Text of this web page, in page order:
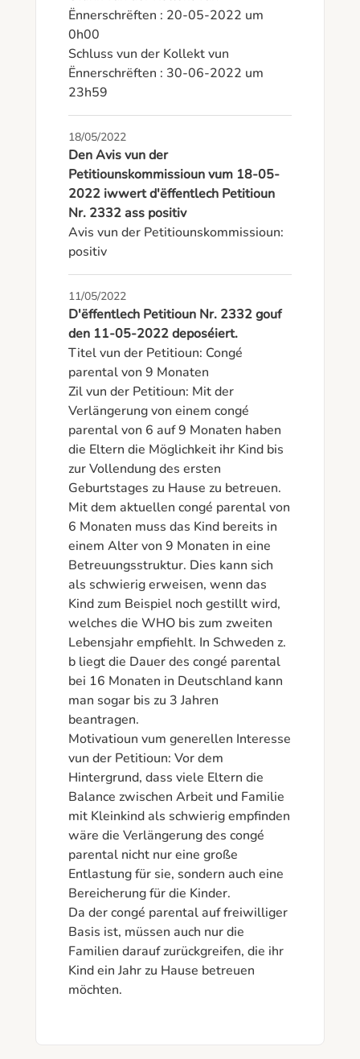
Ënnerschrëften : 20-05-2022 um
0h00
Schluss vun der Kollekt vun
Ënnerschrëften : 30-06-2022 um
23h59
18/05/2022
Den Avis vun der
Petitiounskommissioun vum 18-05-
2022 iwwert d'ëffentlech Petitioun
Nr. 2332 ass positiv
Avis vun der Petitiounskommissioun:
positiv
11/05/2022
D'ëffentlech Petitioun Nr. 2332 gouf
den 11-05-2022 deposéiert.
Titel vun der Petitioun: Congé
parental von 9 Monaten
Zil vun der Petitioun: Mit der
Verlängerung von einem congé
parental von 6 auf 9 Monaten haben
die Eltern die Möglichkeit ihr Kind bis
zur Vollendung des ersten
Geburtstages zu Hause zu betreuen.
Mit dem aktuellen congé parental von
6 Monaten muss das Kind bereits in
einem Alter von 9 Monaten in eine
Betreuungsstruktur. Dies kann sich
als schwierig erweisen, wenn das
Kind zum Beispiel noch gestillt wird,
welches die WHO bis zum zweiten
Lebensjahr empfiehlt. In Schweden z.
b liegt die Dauer des congé parental
bei 16 Monaten in Deutschland kann
man sogar bis zu 3 Jahren
beantragen.
Motivatioun vum generellen Interesse
vun der Petitioun: Vor dem
Hintergrund, dass viele Eltern die
Balance zwischen Arbeit und Familie
mit Kleinkind als schwierig empfinden
wäre die Verlängerung des congé
parental nicht nur eine große
Entlastung für sie, sondern auch eine
Bereicherung für die Kinder.
Da der congé parental auf freiwilliger
Basis ist, müssen auch nur die
Familien darauf zurückgreifen, die ihr
Kind ein Jahr zu Hause betreuen
möchten.